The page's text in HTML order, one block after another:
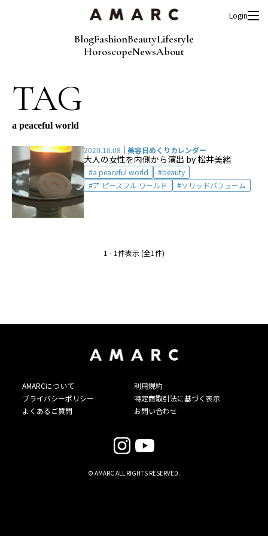
BlogFashionBeautyLifestyle
HoroscopeNewsAbout
Login
TAG
a peaceful world
2020.10.08 美容日めくりカレンダー
大人の女性を内側から演出 by 松井美緒
a peaceful world
beauty
ア ピースフル ワールド
ソリッドパフューム
1 - 1件表示 (全1件)
AMARCについて
利用規約
プライバシーポリシー
特定商取引法に基づく表示
よくあるご質問
お問い合わせ
© AMARC ALL RIGHTS RESERVED.